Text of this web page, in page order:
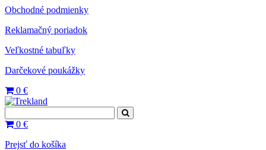
Obchodné podmienky
Reklamačný poriadok
Veľkostné tabuľky
Darčekové poukážky
0 €
0 €
Prejsť do košíka